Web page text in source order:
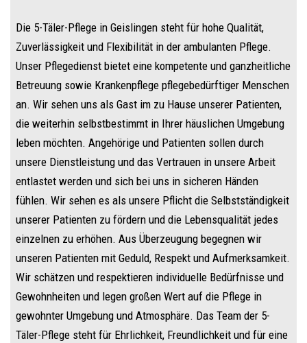
Die 5-Täler-Pflege in Geislingen steht für hohe Qualität,
Zuverlässigkeit und Flexibilität in der ambulanten Pflege.
Unser Pflegedienst bietet eine kompetente und ganzheitliche
Betreuung sowie Krankenpflege pflegebedürftiger Menschen
an. Wir sehen uns als Gast im zu Hause unserer Patienten,
die weiterhin selbstbestimmt in Ihrer häuslichen Umgebung
leben möchten. Angehörige und Patienten sollen durch
unsere Dienstleistung und das Vertrauen in unsere Arbeit
entlastet werden und sich bei uns in sicheren Händen
fühlen. Wir sehen es als unsere Pflicht die Selbstständigkeit
unserer Patienten zu fördern und die Lebensqualität jedes
einzelnen zu erhöhen. Aus Überzeugung begegnen wir
unseren Patienten mit Geduld, Respekt und Aufmerksamkeit.
Wir schätzen und respektieren individuelle Bedürfnisse und
Gewohnheiten und legen großen Wert auf die Pflege in
gewohnter Umgebung und Atmosphäre. Das Team der 5-
Täler-Pflege steht für Ehrlichkeit, Freundlichkeit und für eine